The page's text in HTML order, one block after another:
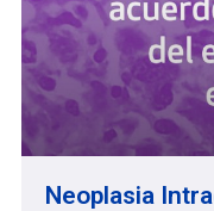
Neoplasia